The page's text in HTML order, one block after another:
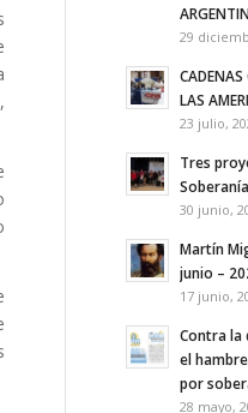
29
CADENAS
LAS
23 julio,
Tres
30 junio,
Martín
junio –
17 junio,
Contra la
el
por
28 mayo,